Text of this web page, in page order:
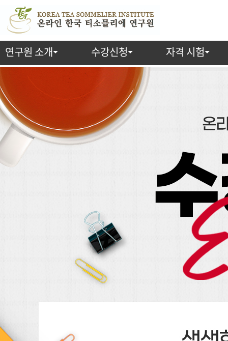
연구원 소개 수강신청 자격 시험